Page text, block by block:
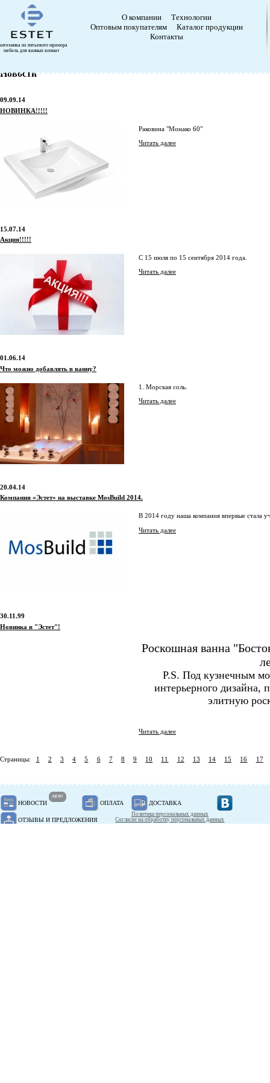
из литьевого мрамора
мебель для ванных комнат
О компании
Технологии
Оптовым покупателям
Каталог продукции
Контакты
Новости
09.09.14
НОВИНКА!!!!!
Раковина "Монако 60"
Читать далее
15.07.14
Акция!!!!!
С 15 июля по 15 сентября 2014 года.
Читать далее
01.06.14
Что можно добавлять в ванну?
1. Морская соль.
Читать далее
20.04.14
Компания «Эстет» на выставке MosBuild 2014.
В 2014 году наша компания впервые стала
Читать далее
30.11.99
Новинка в "Эстет"!
Роскошная ванна
P.S. Под кузнечным
интерьерного
элитную
Читать далее
Страницы: 1 2 3 4 5 6 7 8 9 10 11 12 13 14 15 16 17
НОВОСТИ
NEW!
ОПЛАТА ДОСТАВКА
ОТЗЫВЫ И ПРЕДЛОЖЕНИЯ
Политика персональных данных
Согласие на обработку персональных данных